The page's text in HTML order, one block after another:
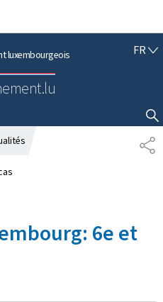
principal
luxembourgeois FRF
Ç
A
I
S
AFFICHER / MASQUER LA RECHERCHE
P
A
6e et